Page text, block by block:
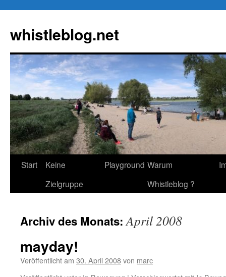
springen
whistleblog.net
Start
Keine
Zielgruppe
Playground Warum
Whistleblog ?
Archiv des Monats:April 2008
mayday!
Veröffentlicht am 30. April 2008von marc